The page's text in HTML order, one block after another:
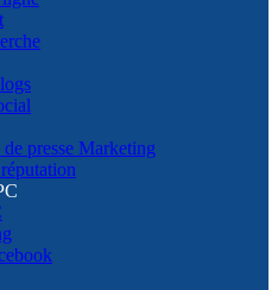
presse Marketing